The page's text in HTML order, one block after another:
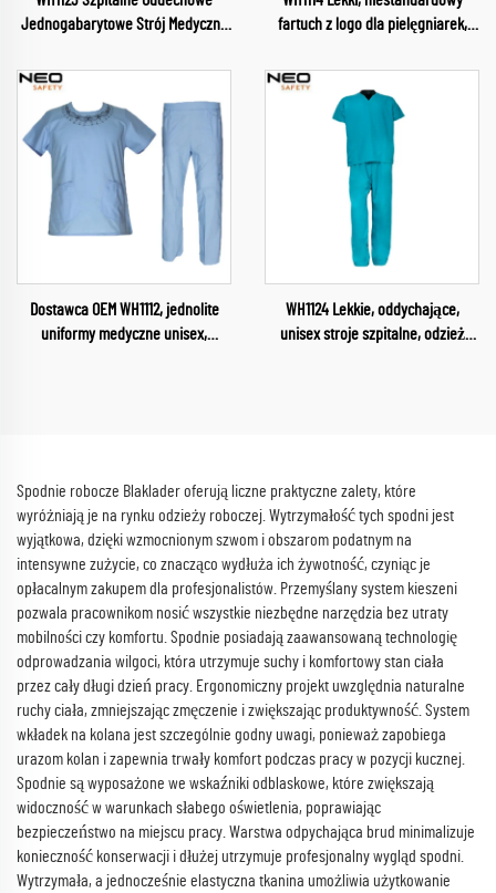
Jednogabarytowe Strój Medyczny
dekoltem w szpitalu Ubrania
fartuch z logo dla pielęgniarek,
weterynaryjnych, górna część
stroju, fachowe fartuchy do salonu
piękności
Dostawca OEM WH1112, jednolite
uniformy medyczne unisex,
WH1124 Lekkie, oddychające,
unisex stroje szpitalne, odzież
Spodnie robocze Blaklader oferują liczne praktyczne zalety, które
wyróżniają je na rynku odzieży roboczej. Wytrzymałość tych spodni jest
wyjątkowa, dzięki wzmocnionym szwom i obszarom podatnym na
intensywne zużycie, co znacząco wydłuża ich żywotność, czyniąc je
opłacalnym zakupem dla profesjonalistów. Przemyślany system kieszeni
pozwala pracownikom nosić wszystkie niezbędne narzędzia bez utraty
mobilności czy komfortu. Spodnie posiadają zaawansowaną technologię
odprowadzania wilgoci, która utrzymuje suchy i komfortowy stan ciała
przez cały długi dzień pracy. Ergonomiczny projekt uwzględnia naturalne
ruchy ciała, zmniejszając zmęczenie i zwiększając produktywność. System
wkładek na kolana jest szczególnie godny uwagi, ponieważ zapobiega
urazom kolan i zapewnia trwały komfort podczas pracy w pozycji kucznej.
Spodnie są wyposażone we wskaźniki odblaskowe, które zwiększają
widoczność w warunkach słabego oświetlenia, poprawiając
bezpieczeństwo na miejscu pracy. Warstwa odpychająca brud minimalizuje
konieczność konserwacji i dłużej utrzymuje profesjonalny wygląd spodni.
Wytrzymała, a jednocześnie elastyczna tkanina umożliwia użytkowanie